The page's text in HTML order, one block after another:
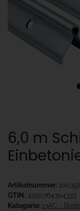
6,0 m
Artikelnummer:
GTIN: 4250764304333
Kategorie: 13AC -